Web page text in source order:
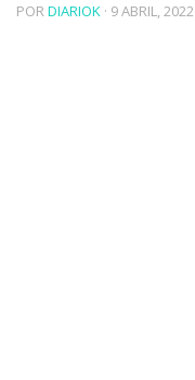
PORDIARIOK · 9 ABRIL, 2022